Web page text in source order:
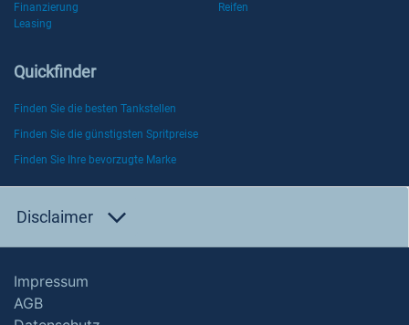
Finanzierung
Reifen
Leasing
Quickfinder
Finden Sie die besten Tankstellen
Finden Sie die günstigsten Spritpreise
Finden Sie Ihre bevorzugte Marke
Disclaimer
Impressum
AGB